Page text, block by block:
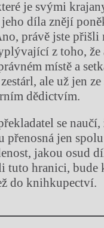
je svými
díla znějí
právě jste přišli
z toho,
místě a
ale už jen
dědictvím.
se
jen
jakou osud
tuto hranici,
do knihkupectví.